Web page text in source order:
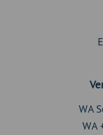
WA
WA